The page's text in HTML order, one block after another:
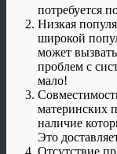
потребуется
Низкая
широкой
может
проблем с
мало!
материнских
наличие
Это